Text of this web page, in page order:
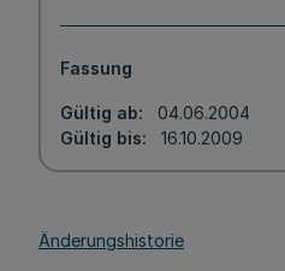
Fassung
Gültig ab
04.06.2004
Gültig bis
16.10.2009
Änderungshistorie